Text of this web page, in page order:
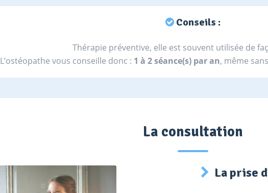
Conseils :
Thérapie préventive, elle est souvent utilisée de
L’ostéopathe vous conseille donc : 1 à 2 séance(s) par an, même
La consultation
La prise